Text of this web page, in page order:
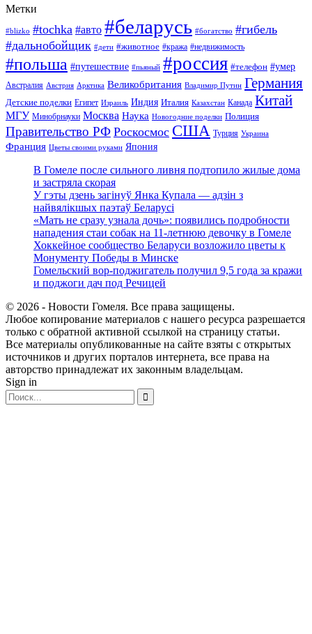
Метки
#blizko #tochka #авто #беларусь #богатство #гибель
#дальнобойщик #дети #животное #кража #недвижимость
#польша #путешествие #пьяный #россия #телефон #умер
Австралия Австрия Арктика Великобритания Владимир Путин Германия
Детские поделки Египет Израиль Индия Италия Казахстан Канада Китай
МГУ Минобрнауки Москва Наука Новогодние поделки Полиция
Правительство РФ Роскосмос США Турция Украина
Франция Цветы своими руками Япония
В Гомеле после сильного ливня подтопило жилые дома
и застряла скорая
У гэты дзень загінуў Янка Купала — адзін з
найвялікшых паэтаў Беларусі
«Мать не сразу узнала дочь»: появились подробности
нападения стаи собак на 11-летнюю девочку в Гомеле
Хоккейное сообщество Беларуси возложило цветы к
Монументу Победы в Минске
Гомельский вор-поджигатель получил 9,5 года за кражи
и поджоги дач под Речицей
© 2026 - Новости Гомеля. Все права защищены.
Любое копирование материалов с нашего ресурса разрешается
только с обратной активной ссылкой на страницу статьи.
Все материалы опубликованные на сайте взяты с открытых
источников и других порталов интернета, все права на
авторство принадлежат их законным владельцам.
Sign in